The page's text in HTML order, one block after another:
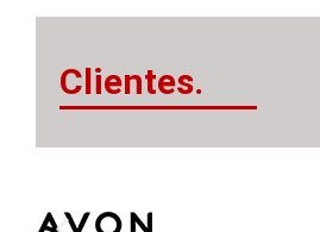
Clientes.